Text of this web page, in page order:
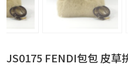
JS0175 FENDI包包 皮草